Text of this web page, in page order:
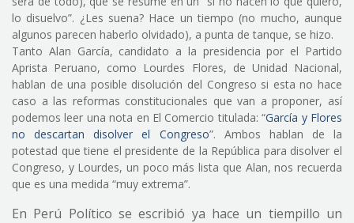
lo disuelvo”. ¿Les suena? Hace un tiempo (no mucho, aunque
algunos parecen haberlo olvidado), a punta de tanque, se hizo.
Tanto Alan García, candidato a la presidencia por el Partido
Aprista Peruano, como Lourdes Flores, de Unidad Nacional,
hablan de una posible disolución del Congreso si esta no hace
caso a las reformas constitucionales que van a proponer, así
podemos leer una nota en El Comercio titulada: “García y Flores
no descartan disolver el Congreso”. Ambos hablan de la
potestad que tiene el presidente de la República para disolver el
Congreso, y Lourdes, un poco más lista que Alan, nos recuerda
que es una medida “muy extrema”.
En Perú Político se escribió ya hace un tiempillo un